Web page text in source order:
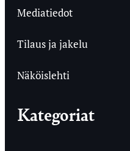
Mediatiedot
Tilaus ja jakelu
Näköislehti
Kategoriat